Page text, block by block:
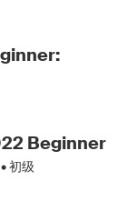
Beginner
初级